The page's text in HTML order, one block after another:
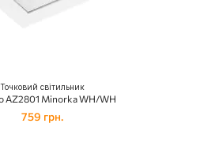
Точковий світильник
AZ2801 Minorka WH/WH
759 грн.